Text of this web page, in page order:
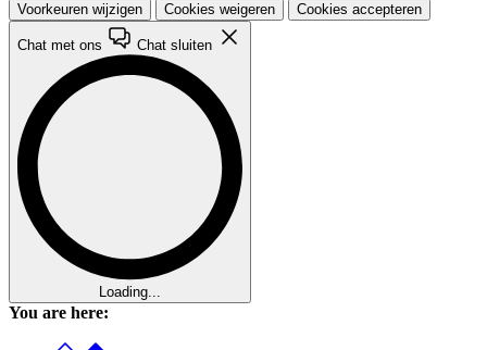
Voorkeuren wijzigen Cookies weigeren Cookies accepteren
Chat met ons Chat sluiten
Loading...
You are here: